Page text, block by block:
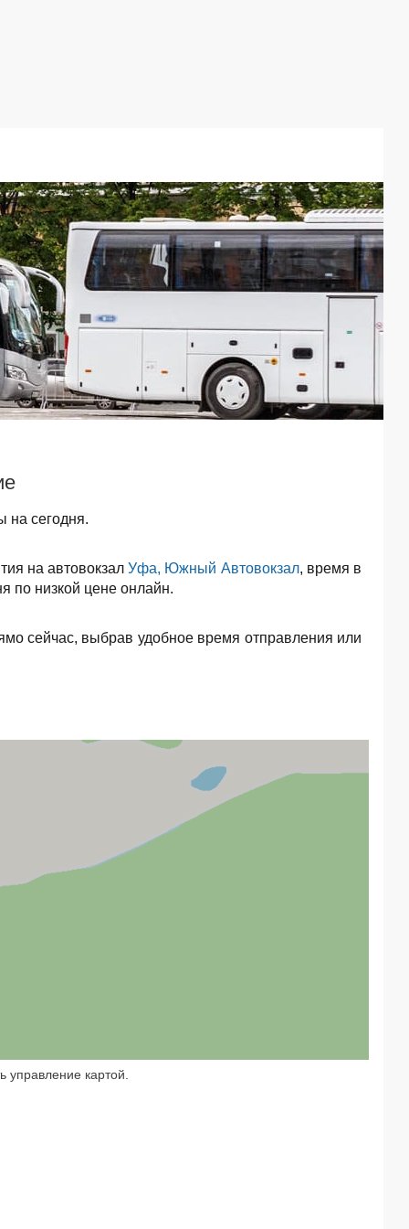
на сегодня.
на автовокзалУфа, Южный Автовокзал, время в
по низкой цене онлайн.
сейчас, выбрав удобное время отправления или
картой.